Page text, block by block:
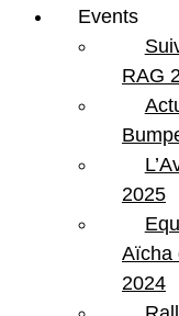
Kit 4 rotules de
bas) pour Jeep
431.19
Kit de 4 rotules de
Wrangler JK et JKU
quantité de Kit 4
pour Jeep Wrangler JK
Ajouter au panier
Events
RAG
2025
Aïcha
2024